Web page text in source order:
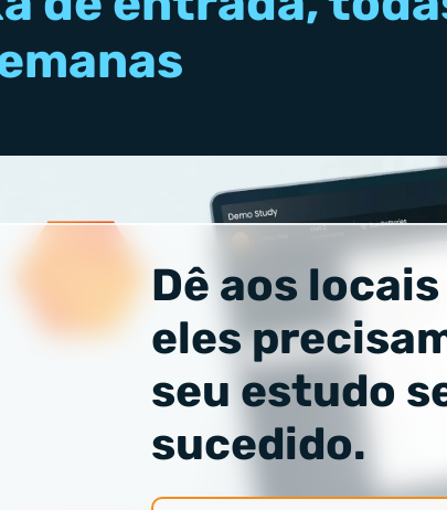
Dê aos
eles
seu estudo
sucedido.